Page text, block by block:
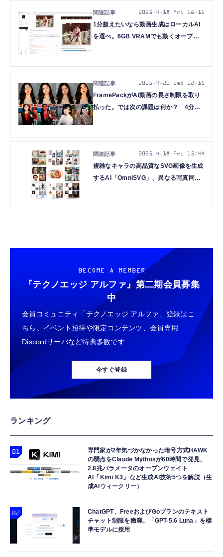
1分超えたいなら動画生成はローカルAI
を選べ。6GB VRAMでも動くオープン
2025.4.18 Fri 18:11
FramePackがAI動画の長さ制限を取り
払った。では次の課題は何か？ 4分間
2025.4.23 Wed 12:15
複雑なキャラの高品質なSVG画像を生成
するAI「OmniSVG」、異なる写真同士
2025.4.18 Fri 15:44
BECOME A MEMBER
『テクノエッジ アルファ』 第二期会員募集
中
会員コミュニティ「テクノエッジ アルファ」登録はこ
ちら。イベント招待や限定コンテンツ、会員専用
Discordサーバなど特典多数です
今すぐ登録
ランキング
専門家が2年気づかなかった暗号方式HAWK
の弱点をClaude Mythosが60時間で発見、
2.8兆パラメータのオープンウェイト
AI「Kimi K3」など生成AI技術5つを解説（生
成AIウィークリー）
ChatGPT、FreeおよびGoプランのテキスト
チャット制限を撤廃。「GPT-5.6 Luna」を標
準モデルに採用